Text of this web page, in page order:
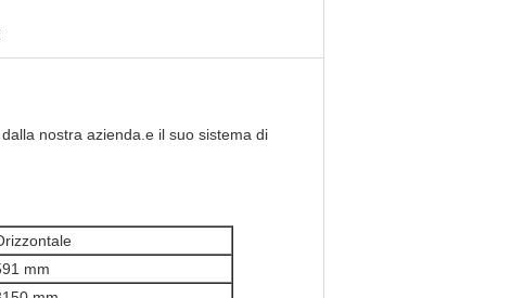
nostra azienda.e il suo sistema di
mm